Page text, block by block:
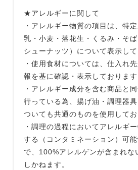
★アレルギーに関して
・アレルギー物質の項⽬は、特
乳・⼩⻨・落花⽣・くるみ・そ
シューナッツ）について表⽰して
・使用食材については、仕入れ
報を基に確認・表示しております
・アレルギー成分を含む商品と
行っている為、揚げ油・調理器
ついても共通のものを使用してお
・調理の過程においてアレルギ
する（コンタミネーション）可
で、100%アレルゲンが含まれな
しかねます。